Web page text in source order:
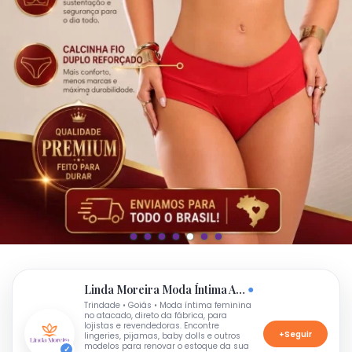
✓
Linda Moreira Moda Íntima Atacado ●
Trindade • Goiás • Moda íntima feminina
no atacado, direto da fábrica, para
lojistas e revendedoras. Encontre
lingeries, pijamas, baby dolls e outros
modelos para renovar o estoque da sua
+Seguir